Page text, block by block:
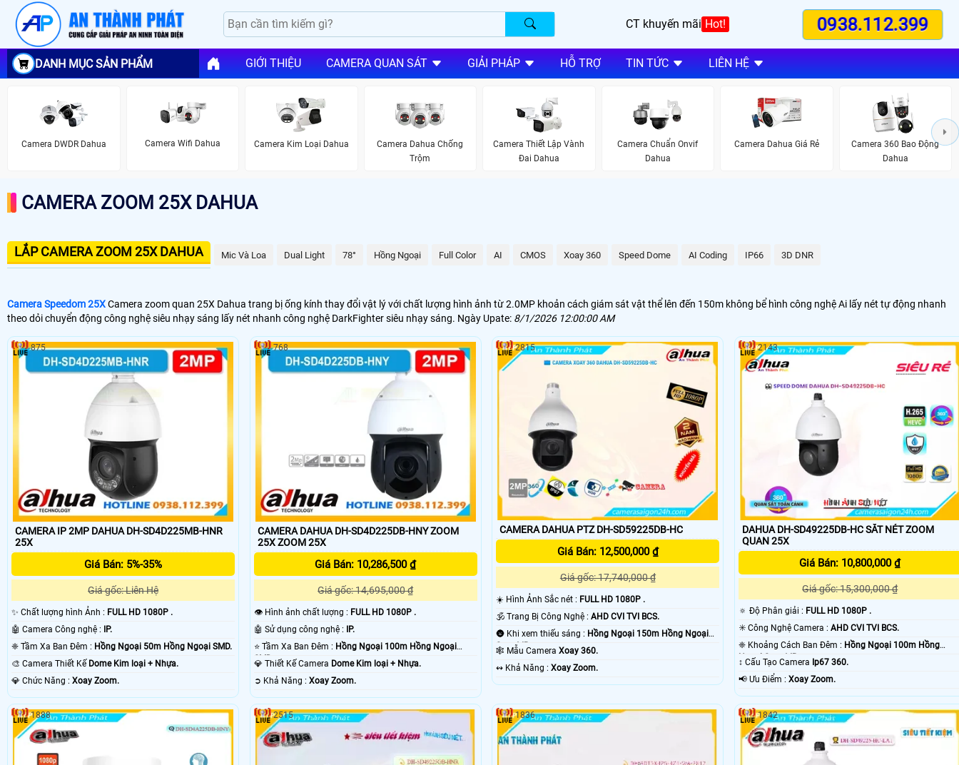
CT khuyến mãi Hot! 0938.112.399
DANH MỤC SẢN PHẨM GIỚI THIỆU CAMERA QUAN SÁT GIẢI PHÁP HỖ TRỢ TIN TỨC LIÊN HỆ
Camera DWDR Dahua Camera Wifi Dahua Camera Kim Loại Dahua
Camera Dahua Chống
Trộm
Camera Thiết Lập Vành
Đai Dahua
Camera Chuẩn Onvif
Dahua
Camera Dahua Giá Rẻ
Camera 360 Bao Động
Dahua
CAMERA ZOOM 25X DAHUA
LẮP CAMERA ZOOM 25X DAHUA Mic Và Loa Dual Light 78° Hồng Ngoại Full Color AI CMOS Xoay 360 Speed Dome AI Coding IP66 3D DNR
Camera Speedom 25XCamera zoom quan 25X Dahua trang bị ống kính thay đổi vật lý với chất lượng hình ảnh từ 2.0MP khoản cách giám sát vật thể lên đến 150m không bể hình công nghệ Ai lấy nét tự động nhanh
theo dỏi chuyển động công nghệ siêu nhạy sáng lấy nét nhanh công nghệ DarkFighter siêu nhạy sáng. Ngày Upate: 8/1/2026 12:00:00 AM
CAMERA IP 2MP DAHUA DH-SD4D225MB-HNR
25X
Giá Bán: 5%-35%
Giá gốc: Liên Hệ
✨ Chất lượng hình Ảnh : FULL HD 1080P .
🤖️ Camera Công nghệ :
IP.
❈ Tầm Xa Ban Đêm : Hồng Ngoại 50m Hồng Ngoại SMD.
🎨 Camera Thiết Kế Dome Kim loại + Nhựa.
️💎 Chức Năng : Xoay Zoom.
875
CAMERA DAHUA DH-SD4D225DB-HNY ZOOM
25X ZOOM 25X
Giá Bán: 10,286,500 ₫
Giá gốc: 14,695,000 ₫
👁 Hình ảnh chất lượng : FULL HD 1080P .
🤖️ Sử dụng công nghệ :
IP.
⭐ Tầm Xa Ban Đêm : Hồng Ngoại 100m Hồng Ngoại
SMD.💎 Thiết Kế Camera Dome Kim loại + Nhựa.
️➲ Khả Năng : Xoay Zoom.
768
CAMERA DAHUA PTZ DH-SD59225DB-HC
Giá Bán: 12,500,000 ₫
Giá gốc: 17,740,000 ₫
☀️ Hình Ảnh Sắc nét : FULL HD 1080P .
🕉️ Trang Bị Công Nghệ :AHD CVI TVI BCS.
🌚 Khi xem thiếu sáng : Hồng Ngoại 150m Hồng Ngoại
Smart IR.
🕸️ Mẫu CameraXoay 360.
️↭ Khả Năng :Xoay Zoom.
2815
DAHUA DH-SD49225DB-HC SẮT NÉT ZOOM
QUAN 25X
Giá Bán: 10,800,000 ₫
Giá gốc: 15,300,000 ₫
🔅 Độ Phân giải : FULL HD 1080P .
✳️ Công Nghệ Camera : AHD CVI TVI BCS.
❈ Khoảng Cách Ban Đêm : Hồng Ngoại 100m Hồng
Ngoại Smart IR.
↕️ Cấu Tạo Camera Ip67 360.
️📢 Ưu Điểm : Xoay Zoom.
2143
1888 2515 1836 1842